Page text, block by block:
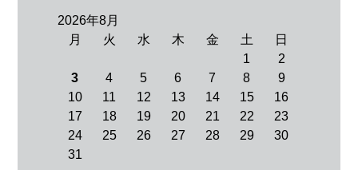
2026年8月
月
火 水 木 金 土
日
1
2
3
4 5 6 7 8
9
10
11 12 13 14 15
16
17
18 19 20 21 22
23
24
25 26 27 28 29
30
31